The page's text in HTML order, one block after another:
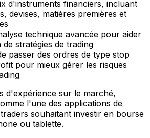
d'instruments financiers, incluant
devises, matières premières et
technique avancée pour aider
stratégies de trading
passer des ordres de type stop
pour mieux gérer les risques
d'expérience sur le marché,
l'une des applications de
souhaitant investir en bourse
ou tablette.